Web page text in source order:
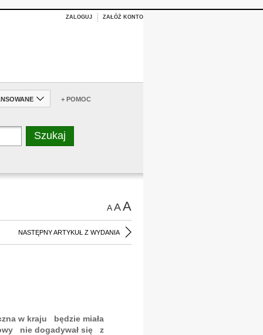
ZALOGUJ ZAŁÓŻ KONTO
+ POMOC
AAA
NASTĘPNY ARTYKUŁ Z WYDANIA
w kraju będzie miała
nie dogadywał się z